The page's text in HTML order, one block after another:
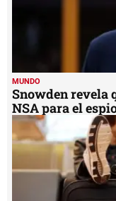
MUNDO
Snowden revela
NSA para el